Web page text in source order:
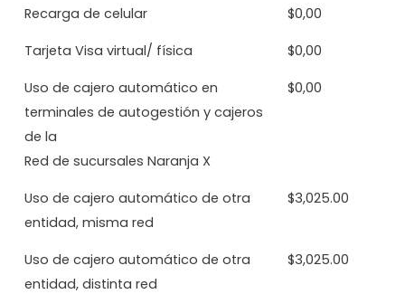
Recarga de celular $0,00
Tarjeta Visa virtual/ física $0,00
Uso de cajero automático en
terminales de autogestión y cajeros
de la
Red de sucursales Naranja X
$0,00
Uso de cajero automático de otra
entidad, misma red
$3,025.00
Uso de cajero automático de otra
entidad, distinta red
$3,025.00